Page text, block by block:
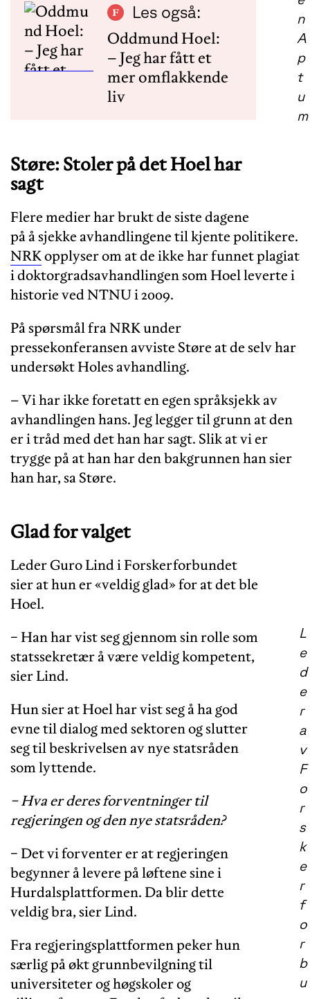
n
A
p
t
u
m
Les også:
Oddmund Hoel:
– Jeg har fått et
mer omflakkende
liv
Støre: Stoler på det Hoel har
sagt
Flere medier har brukt de siste dagene
på å sjekke avhandlingene til kjente politikere.
NRKopplyser om at de ikke har funnet plagiat
i doktorgradsavhandlingen som Hoel leverte i
historie ved NTNU i 2009.
På spørsmål fra NRK under
pressekonferansen avviste Støre at de selv har
undersøkt Holes avhandling.
– Vi har ikke foretatt en egen språksjekk av
avhandlingen hans. Jeg legger til grunn at den
er i tråd med det han har sagt. Slik at vi er
trygge på at han har den bakgrunnen han sier
han har, sa Støre.
Glad for valget
L
e
d
e
r
a
v
F
o
r
s
k
e
r
f
o
r
b
u
Leder Guro Lind i Forskerforbundet
sier at hun er «veldig glad» for at det ble
Hoel.
− Han har vist seg gjennom sin rolle som
statssekretær å være veldig kompetent,
sier Lind.
Hun sier at Hoel har vist seg å ha god
evne til dialog med sektoren og slutter
seg til beskrivelsen av nye statsråden
som lyttende.
− Hva er deres forventninger til
regjeringen og den nye statsråden?
− Det vi forventer er at regjeringen
begynner å levere på løftene sine i
Hurdalsplattformen. Da blir dette
veldig bra, sier Lind.
Fra regjeringsplattformen peker hun
særlig på økt grunnbevilgning til
universiteter og høgskoler og